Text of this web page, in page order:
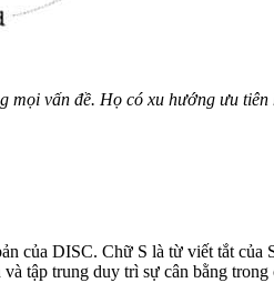
mọi vấn đề. Họ có xu hướng ưu
của DISC. Chữ S là từ viết tắt
tập trung duy trì sự cân bằng